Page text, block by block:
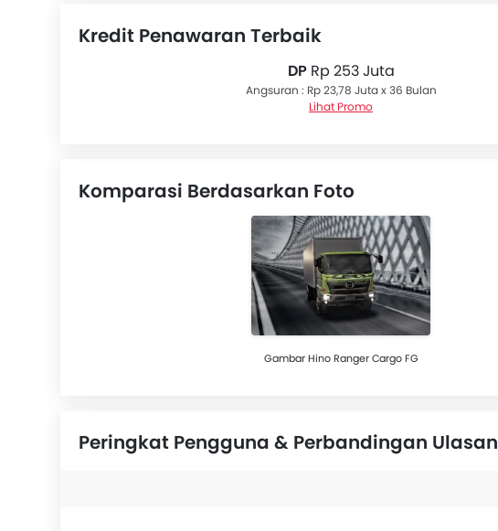
Kredit Penawaran Terbaik
DPRp 253 Juta
Angsuran : Rp 23,78 Juta x 36 Bulan
Lihat Promo
Komparasi Berdasarkan Foto
Gambar Hino Ranger Cargo FG
Peringkat Pengguna & Perbandingan Ulasan